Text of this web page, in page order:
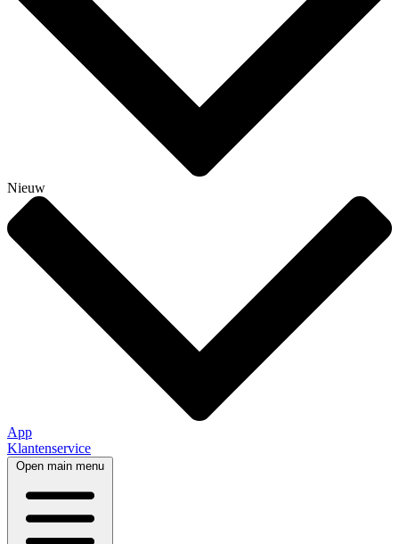
Nieuw
App
Klantenservice
Open main menu